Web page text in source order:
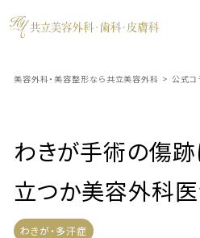
美容外科・美容整形なら共立美容外科 > 公式コ
わきが手術の傷跡
立つか美容外科
わきが・多汗症